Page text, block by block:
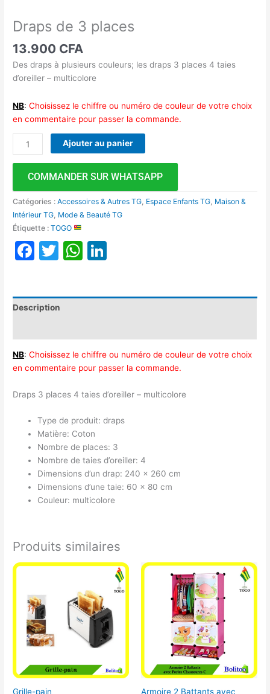
Draps de 3 places
13.900 CFA
Des draps à plusieurs couleurs; les draps 3 places 4 taies
d’oreiller – multicolore
NB:Choisissez le chiffre ou numéro de couleur de votre choix
en commentaire pour passer la commande.
Ajouter au panier
COMMANDER SUR WHATSAPP
Catégories :Accessoires & Autres TG, Espace Enfants TG, Maison &
Intérieur TG, Mode & Beauté TG
Étiquette :TOGO
Facebook
TwitterWhatsApp
Description
NB:Choisissez le chiffre ou numéro de couleur de votre choix
en commentaire pour passer la commande.
Draps 3 places 4 taies d’oreiller – multicolore
Type de produit: draps
Matière: Coton
Nombre de places: 3
Nombre de taies d’oreiller: 4
Dimensions d’un drap: 240 x 260 cm
Dimensions d’une taie: 60 x 80 cm
Couleur: multicolore
Produits similaires
Grille-pain
Armoire 2 Battants avec